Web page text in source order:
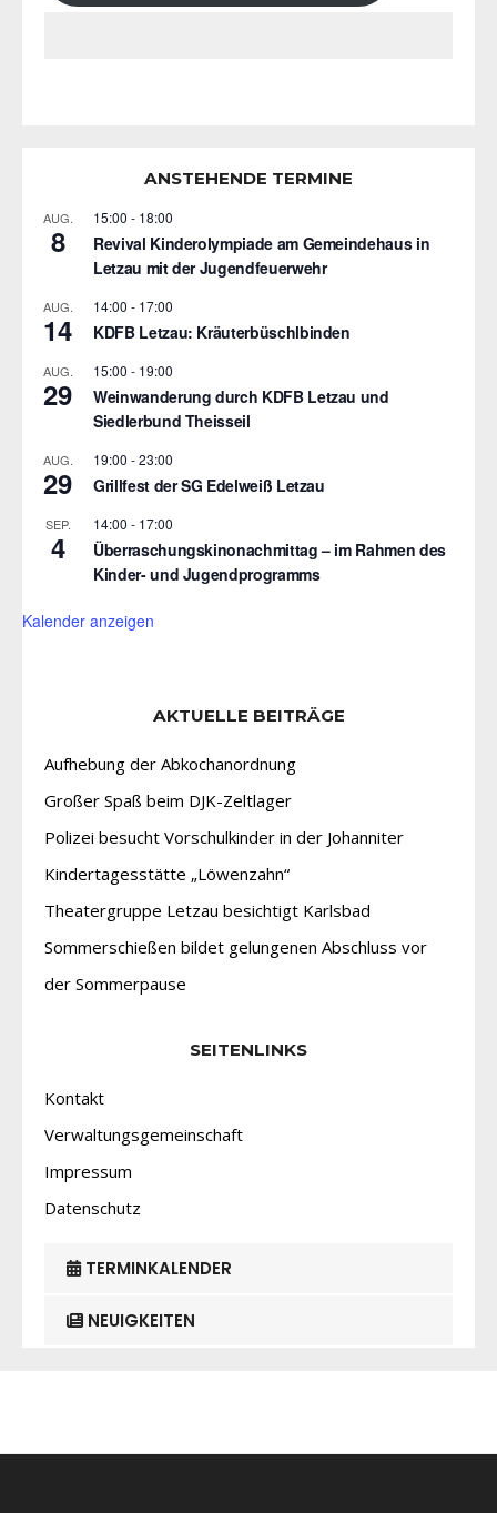
ANSTEHENDE TERMINE
AUG.
8
15:00 - 18:00
Revival Kinderolympiade am Gemeindehaus in
Letzau mit der Jugendfeuerwehr
AUG.
14
14:00 - 17:00
KDFB Letzau: Kräuterbüschlbinden
AUG.
29
15:00 - 19:00
Weinwanderung durch KDFB Letzau und
Siedlerbund Theisseil
AUG.
29
19:00 -23:00
Grillfest der SG Edelweiß Letzau
SEP.
4
14:00 - 17:00
Überraschungskinonachmittag – im Rahmen des
Kinder- und Jugendprogramms
Kalender anzeigen
AKTUELLE BEITRÄGE
Aufhebung der Abkochanordnung
Großer Spaß beim DJK-Zeltlager
Polizei besucht Vorschulkinder in der Johanniter
Kindertagesstätte „Löwenzahn“
Theatergruppe Letzau besichtigt Karlsbad
Sommerschießen bildet gelungenen Abschluss vor
der Sommerpause
SEITENLINKS
Kontakt
Verwaltungsgemeinschaft
Impressum
Datenschutz
TERMINKALENDER
NEUIGKEITEN